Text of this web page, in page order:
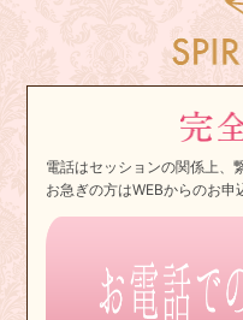
電話はセッションの関係上、
お急ぎの方はWEBからのお申